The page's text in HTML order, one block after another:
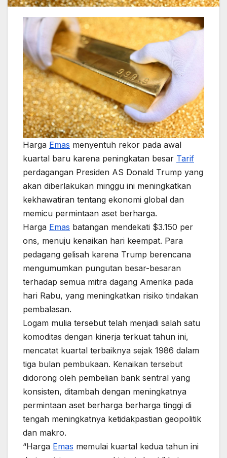
Harga Emas menyentuh rekor pada awal
kuartal baru karena peningkatan besar Tarif
perdagangan Presiden AS Donald Trump yang
akan diberlakukan minggu ini meningkatkan
kekhawatiran tentang ekonomi global dan
memicu permintaan aset berharga.
Harga Emas batangan mendekati $3.150 per
ons, menuju kenaikan hari keempat. Para
pedagang gelisah karena Trump berencana
mengumumkan pungutan besar-besaran
terhadap semua mitra dagang Amerika pada
hari Rabu, yang meningkatkan risiko tindakan
pembalasan.
Logam mulia tersebut telah menjadi salah satu
komoditas dengan kinerja terkuat tahun ini,
mencatat kuartal terbaiknya sejak 1986 dalam
tiga bulan pembukaan. Kenaikan tersebut
didorong oleh pembelian bank sentral yang
konsisten, ditambah dengan meningkatnya
permintaan aset berharga berharga tinggi di
tengah meningkatnya ketidakpastian geopolitik
dan makro.
“Harga Emas memulai kuartal kedua tahun ini